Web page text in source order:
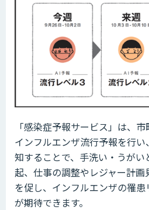
「感染症予報サービス」は、
インフルエンザ流行予報を行
知することで、手洗い・うが
起、仕事の調整やレジャー計
を促し、インフルエンザの罹
が期待できます。